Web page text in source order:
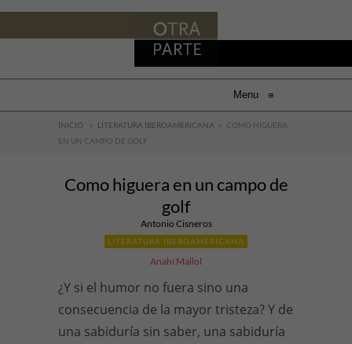
Menu ≡
INICIO » LITERATURA IBEROAMERICANA » COMO HIGUERA
EN UN CAMPO DE GOLF
Como higuera en un campo de
golf
Antonio Cisneros
LITERATURA IBEROAMERICANA
Anahí Mallol
¿Y si el humor no fuera sino una
consecuencia de la mayor tristeza? Y de
una sabiduría sin saber, una sabiduría